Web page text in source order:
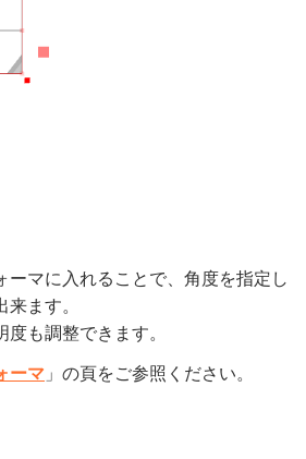
ーマに入れることで、角度を指定し
ます。
度も調整できます。
ーマ 」の頁をご参照ください。